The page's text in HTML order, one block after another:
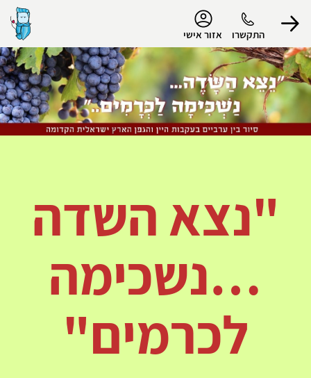
התקשרו אזור אישי
הפרופיל שלי
"נצא השדה
…נשכימה
לכרמים"